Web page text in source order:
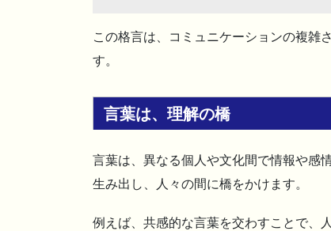
この格言は、コミュニケーションの複雑
す。
言葉は、理解の橋
言葉は、異なる個人や文化間で情報や感
生み出し、人々の間に橋をかけます。
例えば、共感的な言葉を交わすことで、